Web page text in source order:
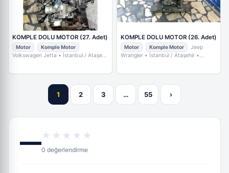
KOMPLE DOLU MOTOR (27. Adet)
Motor Komple Motor
Volkswagen Jetta • İstanbul / Ataşehir
KOMPLE DOLU MOTOR (26. Adet)
Motor Komple Motor
Jeep
Wrangler • İstanbul / Ataşehir •
1 2 3 … 55 ›
—★★★★★
0 değerlendirme